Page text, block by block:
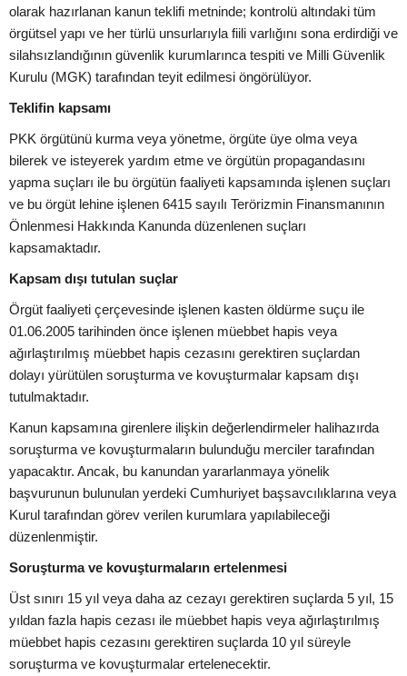
olarak hazırlanan kanun teklifi metninde; kontrolü altındaki tüm
örgütsel yapı ve her türlü unsurlarıyla fiili varlığını sona erdirdiği ve
silahsızlandığının güvenlik kurumlarınca tespiti ve Milli Güvenlik
Kurulu (MGK) tarafından teyit edilmesi öngörülüyor.
Teklifin kapsamı
PKK örgütünü kurma veya yönetme, örgüte üye olma veya
bilerek ve isteyerek yardım etme ve örgütün propagandasını
yapma suçları ile bu örgütün faaliyeti kapsamında işlenen suçları
ve bu örgüt lehine işlenen 6415 sayılı Terörizmin Finansmanının
Önlenmesi Hakkında Kanunda düzenlenen suçları
kapsamaktadır.
Kapsam dışı tutulan suçlar
Örgüt faaliyeti çerçevesinde işlenen kasten öldürme suçu ile
01.06.2005 tarihinden önce işlenen müebbet hapis veya
ağırlaştırılmış müebbet hapis cezasını gerektiren suçlardan
dolayı yürütülen soruşturma ve kovuşturmalar kapsam dışı
tutulmaktadır.
Kanun kapsamına girenlere ilişkin değerlendirmeler halihazırda
soruşturma ve kovuşturmaların bulunduğu merciler tarafından
yapacaktır. Ancak, bu kanundan yararlanmaya yönelik
başvurunun bulunulan yerdeki Cumhuriyet başsavcılıklarına veya
Kurul tarafından görev verilen kurumlara yapılabileceği
düzenlenmiştir.
Soruşturma ve kovuşturmaların ertelenmesi
Üst sınırı 15 yıl veya daha az cezayı gerektiren suçlarda 5 yıl, 15
yıldan fazla hapis cezası ile müebbet hapis veya ağırlaştırılmış
müebbet hapis cezasını gerektiren suçlarda 10 yıl süreyle
soruşturma ve kovuşturmalar ertelenecektir.